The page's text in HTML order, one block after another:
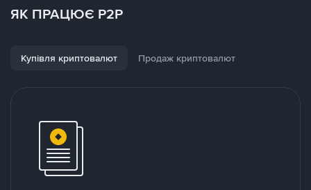
ЯК ПРАЦЮЄ P2P
Купівля криптовалют Продаж криптовалют